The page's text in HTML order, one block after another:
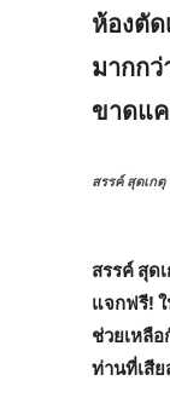
ห้องตั
มากก
ขาดแ
สรรค์ สุดเกตุ
สรรค์ สุด
แจกฟรี!
ช่วยเหลื
ท่านที่เสี